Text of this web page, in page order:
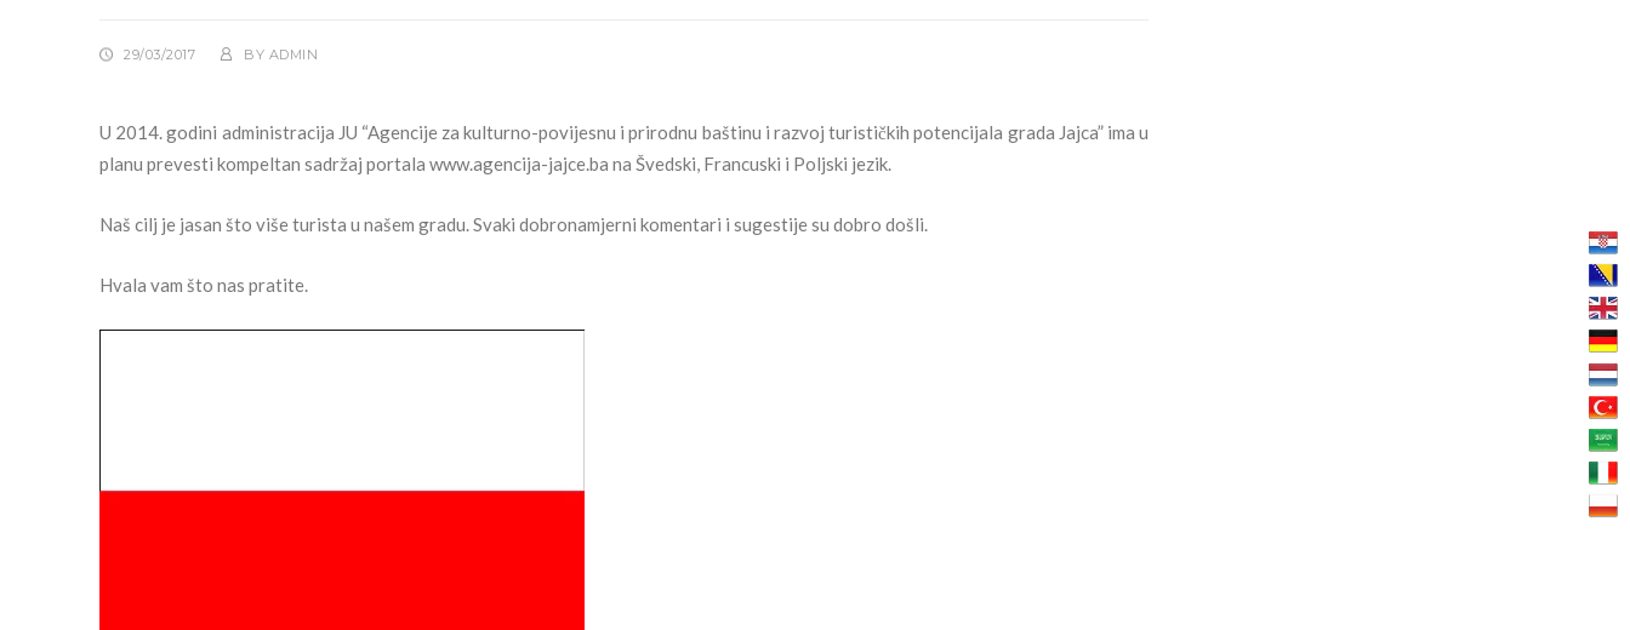
29/03/2017 BY ADMIN
U 2014. godini administracija JU “Agencije za kulturno-povijesnu i prirodnu baštinu i razvoj turističkih potencijala grada Jajca” ima u
planu prevesti kompeltan sadržaj portala www.agencija-jajce.ba na Švedski, Francuski i Poljski jezik.
Naš cilj je jasan što više turista u našem gradu. Svaki dobronamjerni komentari i sugestije su dobro došli.
Hvala vam što nas pratite.